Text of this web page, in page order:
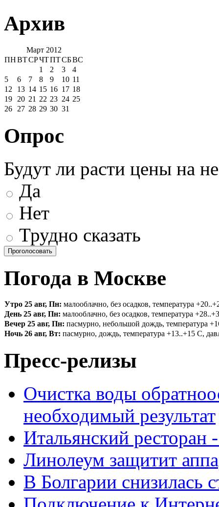
Архив
Март 2012
ПНВТСРЧТПТСБВС
1
2 3
4
5
6 7 8 9 10 11
12
13 14 15 16 17 18
19
20 21 22 23 24 25
26
27 28 29 30 31
Опрос
Будут ли расти цены на
Да
Нет
Трудно сказать
Погода в Москве
Утро 25 авг, Пн: малооблачно, без осадков, температура
День 25 авг, Пн: малооблачно, без осадков, температура
Вечер 25 авг, Пн: пасмурно, небольшой дождь, температура
Ночь 26 авг, Вт: пасмурно, дождь, температура +13..+15 С,
Пресс-релизы
Очистка воды
необходимый результат
Итальянский
Линолеум защитит
В Болгарии снизилась